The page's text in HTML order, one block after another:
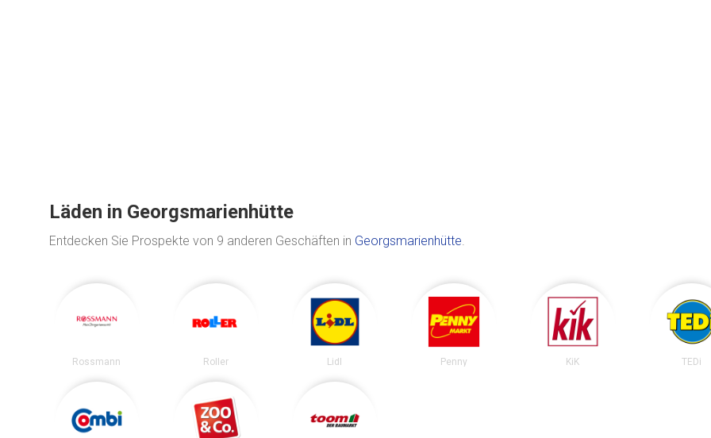
Läden in Georgsmarienhütte
Entdecken Sie Prospekte von 9 anderen Geschäften in Georgsmarienhütte.
Rossmann Roller Lidl Penny KiK TEDi